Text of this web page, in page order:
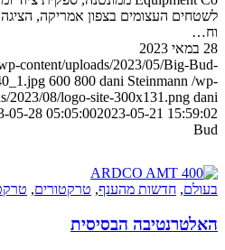
לשטחים העצומים בצפון אמריקה,
וח…
28 במאי 2023
content/uploads/2023/05/Big-Bud-
600 800 dani Steinmann /wp-
2023/08/logo-site-300x131.png dani
05-28 05:05:002023-05-21 15:59:02
Bud
בעולם, חדשות מהענף, טרקטורים,
האלטרנטיבה הבסיסית